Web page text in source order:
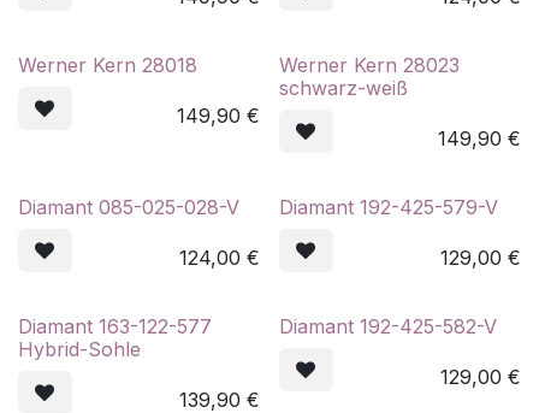
Werner Kern 28018
149,90 €
Werner Kern 28023
schwarz-weiß
149,90 €
Diamant 085-025-028-V
124,00 €
Diamant 192-425-579-V
129,00 €
Diamant 163-122-577
Hybrid-Sohle
139,90 €
Diamant 192-425-582-V
129,00 €